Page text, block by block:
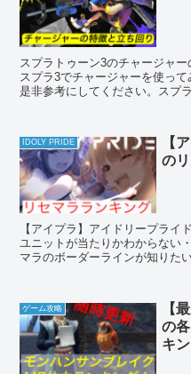
スプラトゥーン3のチャージャ
スプラ3でチャージャーを使っ
是非参考にしてください。スプ
IDOLY PRIDE
【
の
【アイプラ】アイドリープライ
ユニットが当たりかわからない
マラのボーダーラインが知りた
ゲーム攻略
【
の
キン